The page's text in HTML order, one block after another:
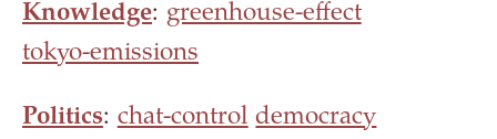
Knowledge: greenhouse-effect
tokyo-emissions
Politics: chat-control democracy